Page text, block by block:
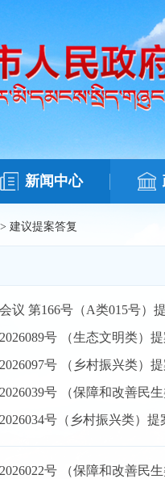
新闻中心
> 建议提案答复
议 第166号（A类015号）
号 （生态文明类）
号 （乡村振兴类）
号 （保障和改善民
号（乡村振兴类）提
号 （保障和改善民